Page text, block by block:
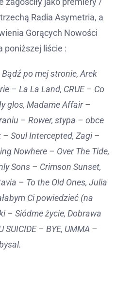
Radia Asymetria, a
Gorących Nowości
poniższej liście :
po mej stronie, Arek
– La La Land, CRUE – Co
glos, Madame Affair –
– Rower, stypa – obce
– Soul Intercepted, Zagi –
Nowhere – Over The Tide,
Sons – Crimson Sunset,
– To the Old Ones, Julia
Ci powiedzieć (na
– Siódme życie, Dobrawa
SUICIDE – BYE, UMMA –